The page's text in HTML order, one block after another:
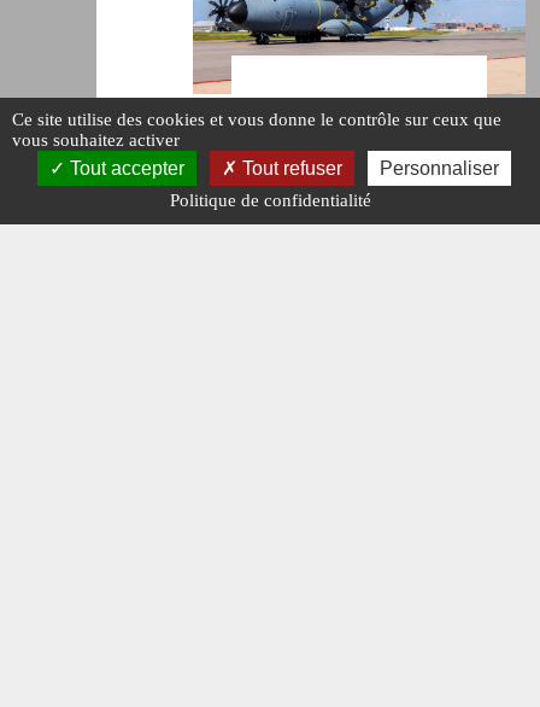
LUXEMBOURG :
HAUSSE
BUDGÉTAIRE
Publié le : 10
Ce site utilise des cookies et vous donne le contrôle sur ceux que
vous souhaitez activer
Tout accepter Tout refuser Personnaliser
Politique de confidentialité